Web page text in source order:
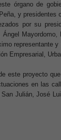
órgano de
y
por su
representante
Empresarial,
este proyecto
en las
Julián, José